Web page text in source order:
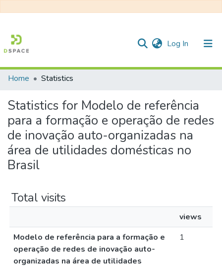
Log In (current)
All of DSpace
Home Statistics
Statistics for Modelo de referência
para a formação e operação de redes
de inovação auto-organizadas na
área de utilidades domésticas no
Brasil
Total visits
views
Modelo de referência para a formação e
operação de redes de inovação auto-
organizadas na área de utilidades
1